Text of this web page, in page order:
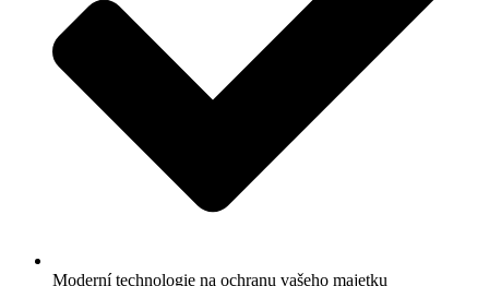
Moderní technologie na ochranu vašeho majetku